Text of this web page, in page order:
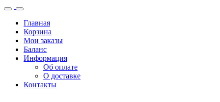
Главная
Корзина
Мои заказы
Баланс
Информация
Об оплате
О доставке
Контакты